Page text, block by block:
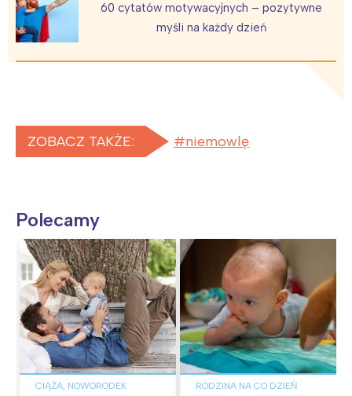
60 cytatów motywacyjnych – pozytywne
myśli na każdy dzień
ZOBACZ TAKŻE: niemowlę
Polecamy
CIĄŻA, NOWORODEK RODZINA NA CO DZIEŃ